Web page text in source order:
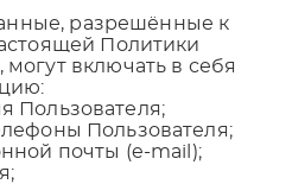
разрешённые к
Политики
включать в себя
Пользователя;
Пользователя;
почты (e-mail);